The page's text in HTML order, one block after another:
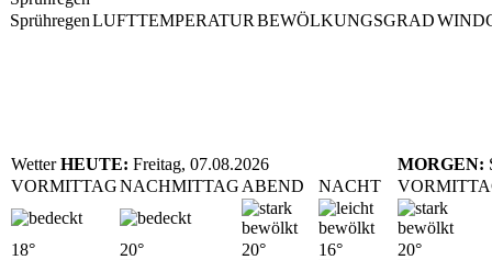
SprühregenLUFTTEMPERATUR BEWÖLKUNGSGRAD
WetterHEUTE: Freitag, 07.08.2026
VORMITTAGNACHMITTAG ABEND NACHT
18° 20° 20° 16°
MORGEN:
20°